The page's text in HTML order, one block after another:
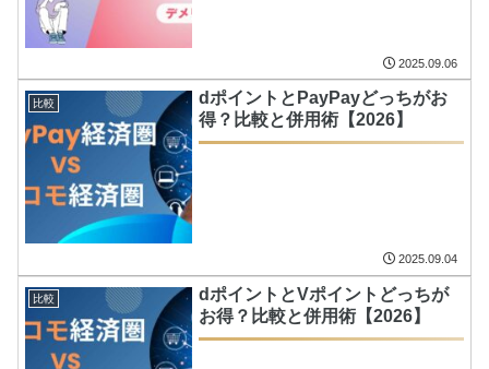
2025.09.06
比較
dポイントとPayPayどっちがお
得？比較と併用術【2026】
2025.09.04
比較
dポイントとVポイントどっちが
お得？比較と併用術【2026】